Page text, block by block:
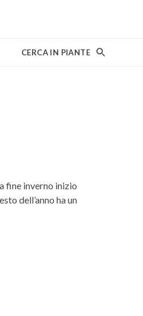
CERCA IN PIANTE
fine inverno inizio
dell’anno ha un